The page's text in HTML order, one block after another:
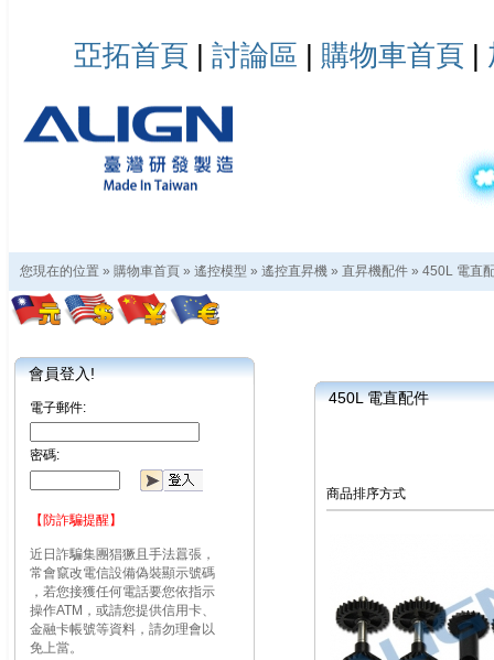
亞拓首頁 | 討論區 | 購物車首頁 |
您現在的位置 » 購物車首頁 » 遙控模型 » 遙控直昇機 » 直昇機配件 » 450L 電直
會員登入!
電子郵件:
密碼:
【防詐騙提醒】
近日詐騙集團猖獗且手法囂張，
常會竄改電信設備偽裝顯示號碼
，若您接獲任何電話要您依指示
操作ATM，或請您提供信用卡、
金融卡帳號等資料，請勿理會以
免上當。
450L 電直配件
商品排序方式